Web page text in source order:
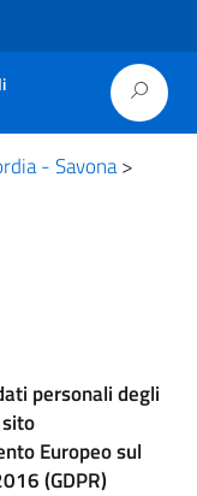
- Savona>
personali degli
Europeo sul
(GDPR)